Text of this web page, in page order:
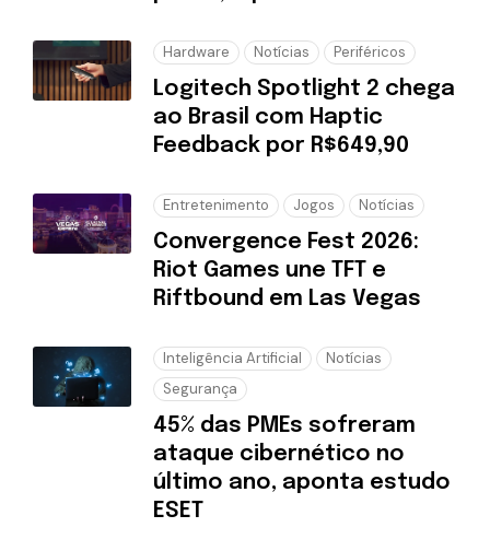
Hardware Notícias Periféricos
Logitech Spotlight 2 chega
ao Brasil com Haptic
Feedback por R$649,90
Entretenimento Jogos Notícias
Convergence Fest 2026:
Riot Games une TFT e
Riftbound em Las Vegas
Inteligência Artificial
Notícias
Segurança
45% das PMEs sofreram
ataque cibernético no
último ano, aponta estudo
ESET